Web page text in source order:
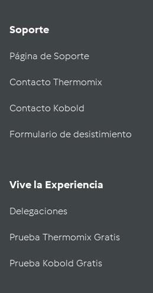
Soporte
Página de Soporte
Contacto Thermomix
Contacto Kobold
Formulario de desistimiento
Vive la Experiencia
Delegaciones
Prueba Thermomix Gratis
Prueba Kobold Gratis